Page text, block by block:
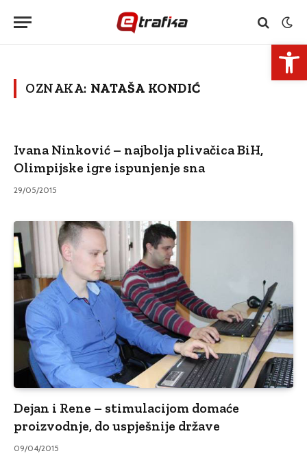
OZNAKA: NATAŠA KONDIĆ
Ivana Ninković – najbolja plivačica BiH,
Olimpijske igre ispunjenje sna
29/05/2015
Dejan i Rene – stimulacijom domaće
proizvodnje, do uspješnije države
09/04/2015